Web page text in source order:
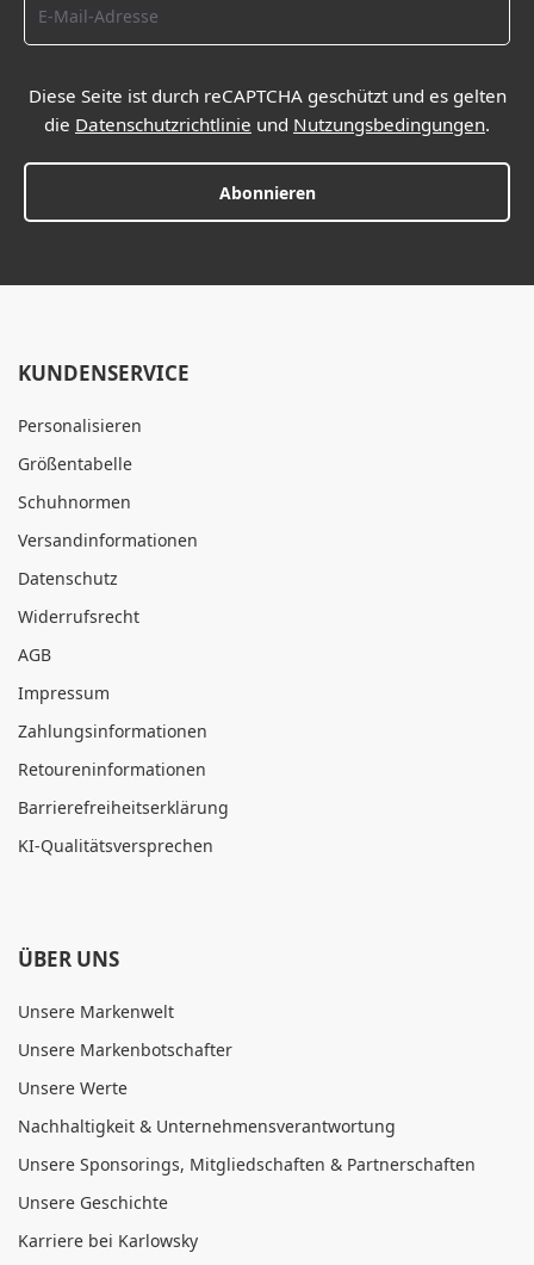
Diese Seite ist durch reCAPTCHA geschützt und es gelten
die Datenschutzrichtlinie und Nutzungsbedingungen.
Abonnieren
KUNDENSERVICE
Personalisieren
Größentabelle
Schuhnormen
Versandinformationen
Datenschutz
Widerrufsrecht
AGB
Impressum
Zahlungsinformationen
Retoureninformationen
Barrierefreiheitserklärung
KI-Qualitätsversprechen
ÜBER UNS
Unsere Markenwelt
Unsere Markenbotschafter
Unsere Werte
Nachhaltigkeit & Unternehmensverantwortung
Unsere Sponsorings, Mitgliedschaften & Partnerschaften
Unsere Geschichte
Karriere bei Karlowsky